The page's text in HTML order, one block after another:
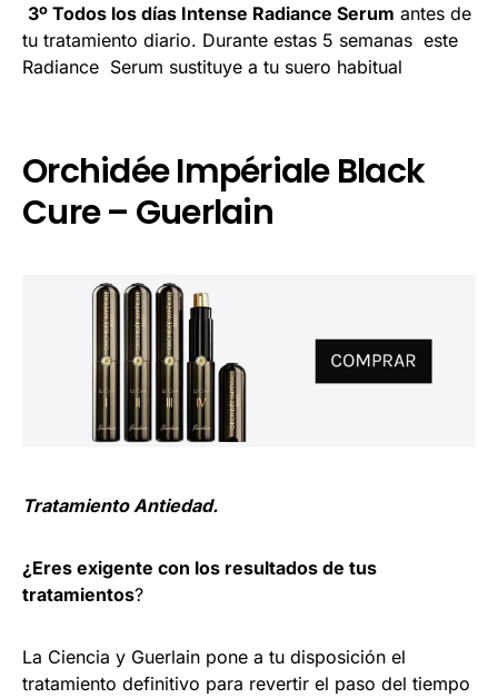
3º Todos los días Intense Radiance Serum antes de
tu tratamiento diario. Durante estas 5 semanas este
Radiance Serum sustituye a tu suero habitual
Orchidée Impériale Black
Cure – Guerlain
Tratamiento Antiedad.
¿Eres exigente con los resultados de tus
tratamientos?
La Ciencia y Guerlain pone a tu disposición el
tratamiento definitivo para revertir el paso del tiempo